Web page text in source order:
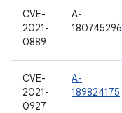
CVE-
2021-
0889
A-
180745296
CVE-
2021-
0927
A-
189824175